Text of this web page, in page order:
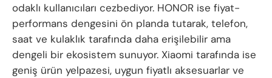
odaklı kullanıcıları cezbediyor. HONOR ise fiyat-
performans dengesini ön planda tutarak, telefon,
saat ve kulaklık tarafında daha erişilebilir ama
dengeli bir ekosistem sunuyor. Xiaomi tarafında ise
geniş ürün yelpazesi, uygun fiyatlı aksesuarlar ve